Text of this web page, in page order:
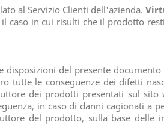
al Servizio Clienti dell'azienda.
il caso in cui risulti che il prodotto
del presente
tutte le conseguenze dei difetti
dei prodotti presentati sul sito
in caso di danni cagionati a
del prodotto, sulla base delle